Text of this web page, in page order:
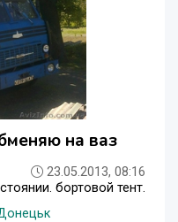
на ваз
23.05.2013, 08:16
бортовой тент.